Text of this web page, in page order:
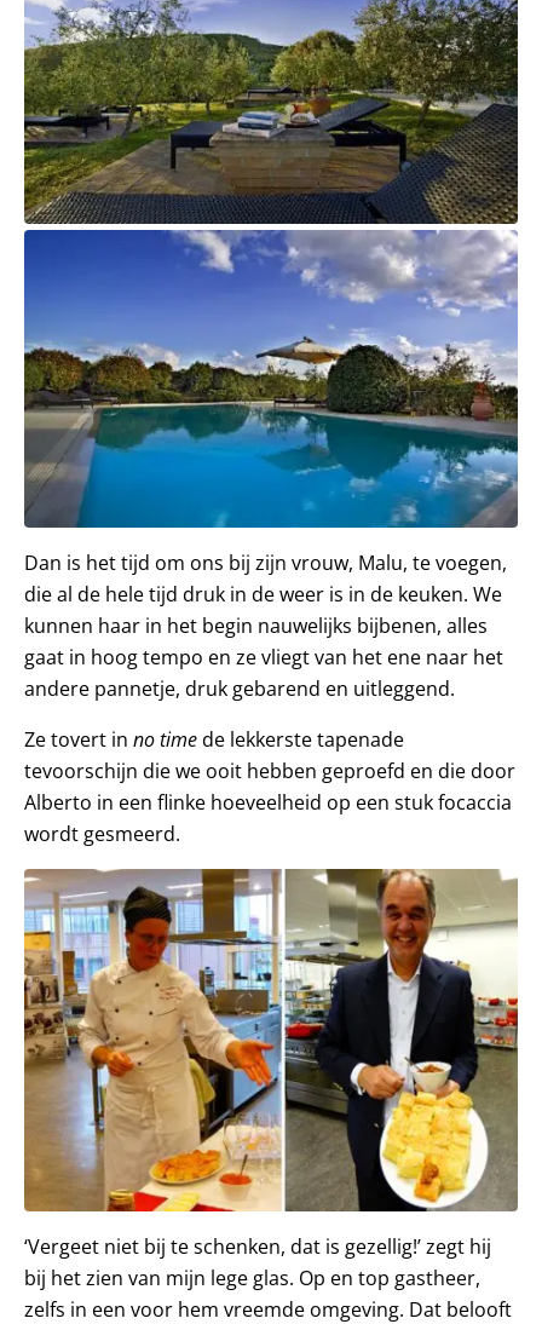
Dan is het tijd om ons bij zijn vrouw, Malu, te voegen,
die al de hele tijd druk in de weer is in de keuken. We
kunnen haar in het begin nauwelijks bijbenen, alles
gaat in hoog tempo en ze vliegt van het ene naar het
andere pannetje, druk gebarend en uitleggend.
Ze tovert in no timede lekkerste tapenade
tevoorschijn die we ooit hebben geproefd en die door
Alberto in een flinke hoeveelheid op een stuk focaccia
wordt gesmeerd.
‘Vergeet niet bij te schenken, dat is gezellig!’ zegt hij
bij het zien van mijn lege glas. Op en top gastheer,
zelfs in een voor hem vreemde omgeving. Dat belooft